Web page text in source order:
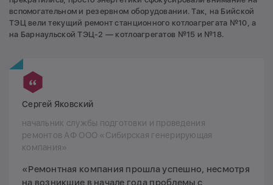
вспомогательном и резервном оборудовании. Так, на Бийской
ТЭЦ вели текущий ремонт станционного котлоагрегата №10, а
на Барнаульской ТЭЦ-2 — котлоагрегатов №15 и №18.
Сергей Яковский
начальник службы подготовки и проведения
ремонтов АФ ООО «Сибирская генерирующая
компания»
«Ремонтная компания прошла успешно, несмотря
на возникшие в начале года проблемы с